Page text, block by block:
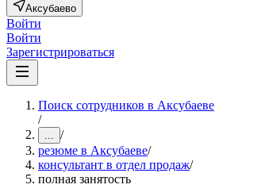
Аксубаево
Войти
Войти
Зарегистрироваться
Поиск сотрудников в Аксубаеве
/
... /
резюме в Аксубаеве/
консультант в отдел продаж/
полная занятость